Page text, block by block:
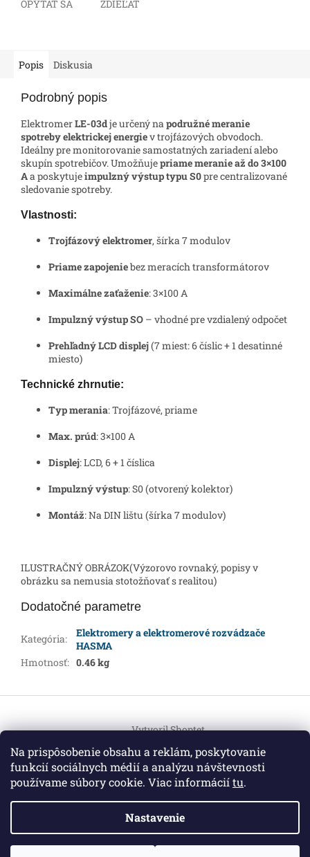
Na prispôsobenie obsahu a reklám, poskytovanie
funkcií sociálnych médií a analýzu návštevnosti
používame súbory cookie. Viac informáciítu.
Nastavenie
OPÝTAŤ SA ZDIEĽAŤ
Popis Diskusia
Podrobný popis
ElektromerLE-03dje určený napodružné meranie
spotreby elektrickej energiev trojfázových obvodoch.
Ideálny pre monitorovanie samostatných zariadení alebo
skupín spotrebičov. Umožňujepriame meranie až do 3×100
Aa poskytujeimpulzný výstup typu S0pre centralizované
sledovanie spotreby.
Vlastnosti:
Trojfázový elektromer, šírka 7 modulov
Priame zapojeniebez meracích transformátorov
Maximálne zaťaženie: 3×100 A
Impulzný výstup SO – vhodné pre vzdialený odpočet
Prehľadný LCD displej(7 miest: 6 číslic + 1 desatinné
miesto)
Technické zhrnutie:
Typ merania: Trojfázové, priame
Max. prúd: 3×100 A
Displej: LCD, 6 + 1 číslica
Impulzný výstup: S0 (otvorený kolektor)
Montáž: Na DIN lištu (šírka 7 modulov)
ILUSTRAČNÝ OBRÁZOK(Výzorovo rovnaký, popisy v
obrázku sa nemusia stotožňovať s realitou)
Dodatočné parametre
Kategória:
Elektromery a elektromerové rozvádzače
HASMA
Hmotnosť: 0.46 kg
p
Vytvoril Shoptet
Copyright 2026HEMI Elektro. Všetky práva vyhradené.
Upraviť nastavenie cookies
Informácie pre vás